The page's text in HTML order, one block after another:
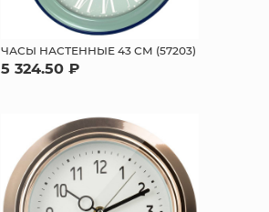
ЧАСЫ НАСТЕННЫЕ 43 СМ (57203)
5 324.50 ₽